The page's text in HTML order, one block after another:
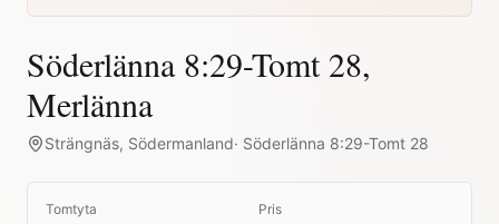
Söderlänna 8:29-Tomt 28,
Merlänna
Strängnäs, Södermanland· Söderlänna 8:29-Tomt 28
Tomtyta Pris